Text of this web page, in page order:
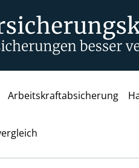
Arbeitskraftabsicherung